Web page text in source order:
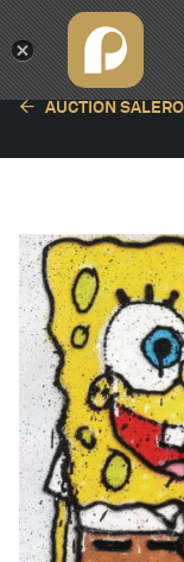
AUCTION